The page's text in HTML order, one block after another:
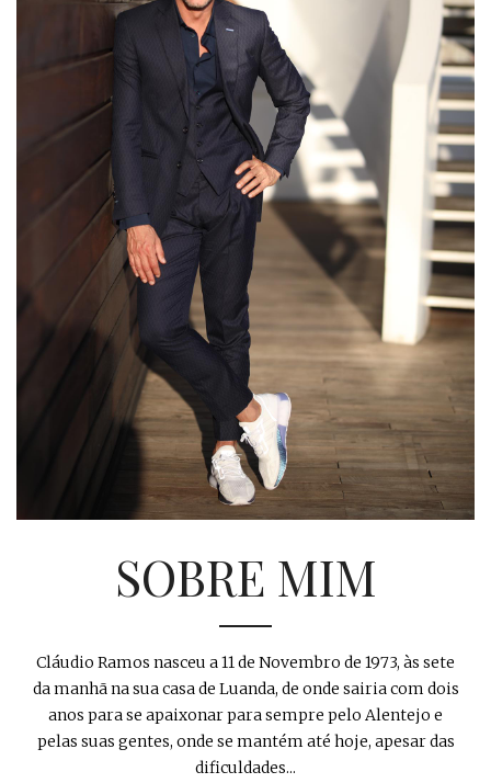
SOBRE MIM
Cláudio Ramos nasceu a 11 de Novembro de 1973, às sete
da manhã na sua casa de Luanda, de onde sairia com dois
anos para se apaixonar para sempre pelo Alentejo e
pelas suas gentes, onde se mantém até hoje, apesar das
dificuldades...